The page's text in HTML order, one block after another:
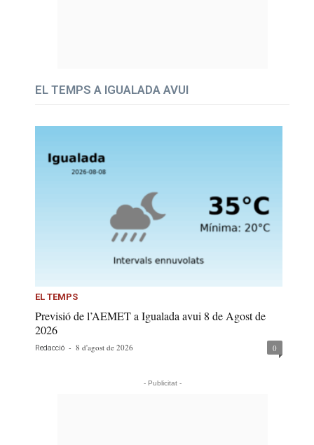
EL TEMPS A IGUALADA AVUI
EL TEMPS
Previsió de l’AEMET a Igualada avui 8 de Agost de
2026
Redacció - 8 d'agost de 2026 0
- Publicitat -